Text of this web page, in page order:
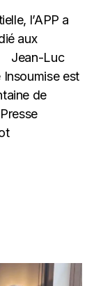
l’APP a
aux
Jean-Luc
est
de